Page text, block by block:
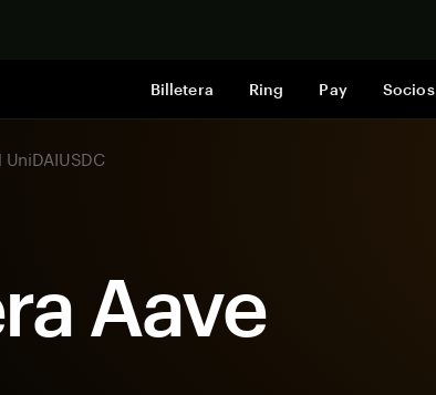
Billetera Ring Pay Socios
UniDAIUSDC
Aave